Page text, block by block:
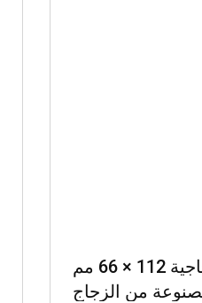
عدسة زجاجية 112 × 66 مم (11H1)
من الزجاج